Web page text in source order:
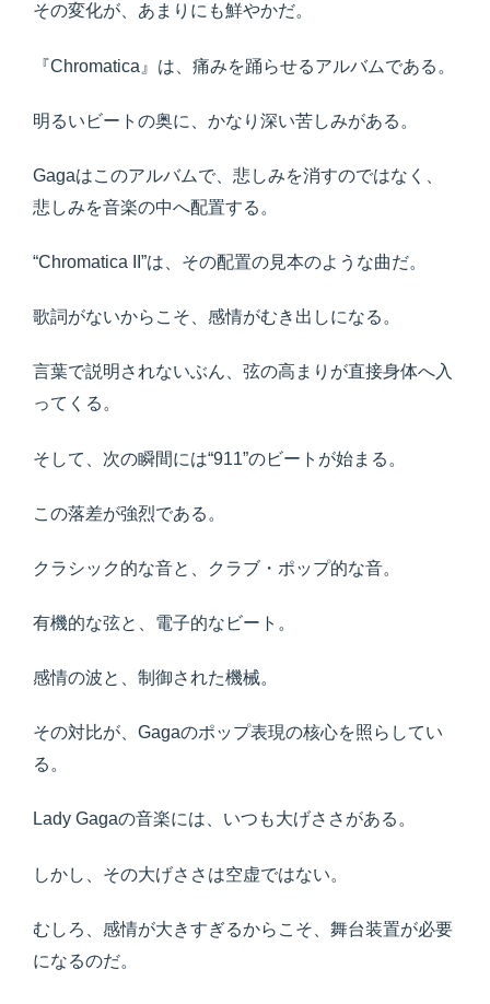
その変化が、あまりにも鮮やかだ。
『Chromatica』は、痛みを踊らせるアルバムである。
明るいビートの奥に、かなり深い苦しみがある。
Gagaはこのアルバムで、悲しみを消すのではなく、
悲しみを音楽の中へ配置する。
“Chromatica II”は、その配置の見本のような曲だ。
歌詞がないからこそ、感情がむき出しになる。
言葉で説明されないぶん、弦の高まりが直接身体へ入
ってくる。
そして、次の瞬間には“911”のビートが始まる。
この落差が強烈である。
クラシック的な音と、クラブ・ポップ的な音。
有機的な弦と、電子的なビート。
感情の波と、制御された機械。
その対比が、Gagaのポップ表現の核心を照らしてい
る。
Lady Gagaの音楽には、いつも大げささがある。
しかし、その大げささは空虚ではない。
むしろ、感情が大きすぎるからこそ、舞台装置が必要
になるのだ。